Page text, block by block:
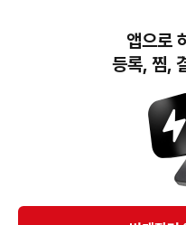
루이까
라 긴팔
번개장터(주) 사업자정보, 이용약관 및 기
번개장터㈜는 통신판매중개자이며, 통신판매
소비자보호에 관한 법률 등 관련 법령 및 번개
개별 판매자에게 귀속하고, 번개장터㈜는 원
다만, 번개장터㈜가 직접 판매하는 상품에 대
앱으로
등록, 찜,